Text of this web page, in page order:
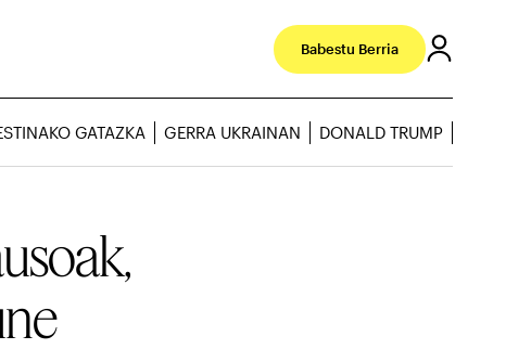
Babestu Berria
GATAZKA GERRA UKRAINAN DONALD TRUMP